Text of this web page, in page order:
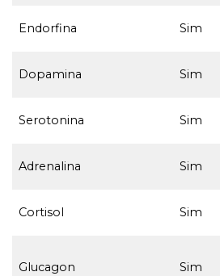
Endorfina Sim
Dopamina Sim
Serotonina Sim
Adrenalina Sim
Cortisol Sim
Glucagon Sim